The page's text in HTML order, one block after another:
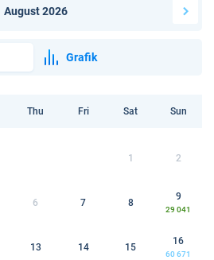
August 2026
Grafik
Thu Fri Sat Sun
1 2
6 7 8
9
29 041
13 14 15
16
60 671